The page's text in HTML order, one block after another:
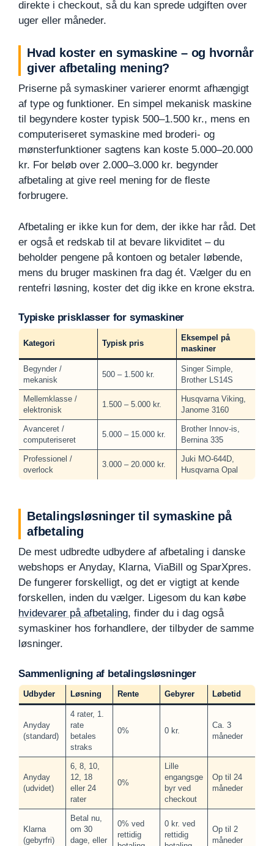
direkte i checkout, så du kan sprede udgiften over
uger eller måneder.
Hvad koster en symaskine – og hvornår
giver afbetaling mening?
Priserne på symaskiner varierer enormt afhængigt
af type og funktioner. En simpel mekanisk maskine
til begyndere koster typisk 500–1.500 kr., mens en
computeriseret symaskine med broderi- og
mønsterfunktioner sagtens kan koste 5.000–20.000
kr. For beløb over 2.000–3.000 kr. begynder
afbetaling at give reel mening for de fleste
forbrugere.
Afbetaling er ikke kun for dem, der ikke har råd. Det
er også et redskab til at bevare likviditet – du
beholder pengene på kontoen og betaler løbende,
mens du bruger maskinen fra dag ét. Vælger du en
rentefri løsning, koster det dig ikke en krone ekstra.
Typiske prisklasser for symaskiner
Kategori Typisk pris
Eksempel på
maskiner
Begynder /
mekanisk
500 – 1.500 kr.
Singer Simple,
Brother LS14S
Mellemklasse /
elektronisk
1.500 – 5.000 kr.
Husqvarna Viking,
Janome 3160
Avanceret /
computeriseret
5.000 – 15.000 kr.
Brother Innov-is,
Bernina 335
Professionel /
overlock
3.000 – 20.000 kr.
Juki MO-644D,
Husqvarna Opal
Betalingsløsninger til symaskine på
afbetaling
De mest udbredte udbydere af afbetaling i danske
webshops er Anyday, Klarna, ViaBill og SparXpres.
De fungerer forskelligt, og det er vigtigt at kende
forskellen, inden du vælger. Ligesom du kan købe
hvidevarer på afbetaling, finder du i dag også
symaskiner hos forhandlere, der tilbyder de samme
løsninger.
Sammenligning af betalingsløsninger
Udbyder Løsning Rente Gebyrer Løbetid
Anyday
(standard)
4 rater, 1.
rate
betales
straks
0% 0 kr.
Ca. 3
måneder
Anyday
(udvidet)
6, 8, 10,
12, 18
eller 24
rater
0%
Lille
engangsge
byr ved
checkout
Op til 24
måneder
Klarna
(gebyrfri)
Betal nu,
om 30
dage, eller
0% ved
rettidig
0 kr. ved
rettidig
Op til 2
måneder